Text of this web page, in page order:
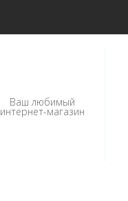
Ваш любимый
интернет-магазин